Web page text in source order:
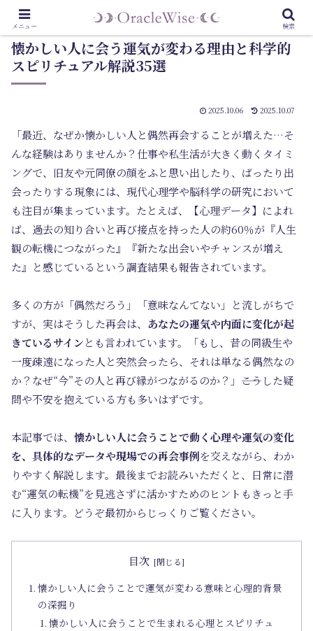
懐かしい人に会う運気が変わる理由と科学的
スピリチュアル解説35選
2025.10.06 2025.10.07
「最近、なぜか懐かしい人と偶然再会することが増えた…そ
んな経験はありませんか？仕事や私生活が大きく動くタイミ
ングで、旧友や元同僚の顔をふと思い出したり、ばったり出
会ったりする現象には、現代心理学や脳科学の研究において
も注目が集まっています。たとえば、【心理データ】によれ
ば、過去の知り合いと再び接点を持った人の約60％が『人生
観の転機につながった』『新たな出会いやチャンスが増え
た』と感じているという調査結果も報告されています。
多くの方が「偶然だろう」「意味なんてない」と流しがちで
すが、実はそうした再会は、 あなたの運気や内面に変化が起
きているサインとも言われています。「もし、昔の同級生や
一度疎遠になった人と突然会ったら、それは単なる偶然なの
か？なぜ“今”その人と再び縁がつながるのか？」――こうした疑
問や不安を抱えている方も多いはずです。
本記事では、 懐かしい人に会うことで動く心理や運気の変化
を、具体的なデータや現場での再会事例を交えながら、わか
りやすく解説します。 最後までお読みいただくと、日常に潜
む“運気の転機”を見逃さずに活かすためのヒントもきっと手
に入ります。どうぞ最初からじっくりご覧ください。
目次
懐かしい人に会うことで運気が変わる意味と心理的背景
の深掘り
懐かしい人に会うことで生まれる心理とスピリチュ
メニュー 検索